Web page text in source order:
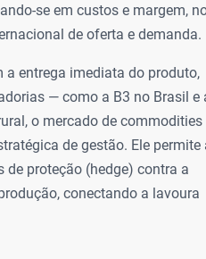
se em custos e margem,
de oferta e demanda.
entrega imediata do produto,
— como a B3 no Brasil e
o mercado de commodities
de gestão. Ele permite
de proteção (hedge) contra a
conectando a lavoura